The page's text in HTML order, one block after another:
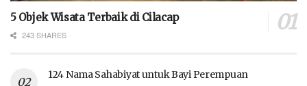
5 Objek Wisata Terbaik di Cilacap
243 SHARES
124 Nama Sahabiyat untuk Bayi Perempuan